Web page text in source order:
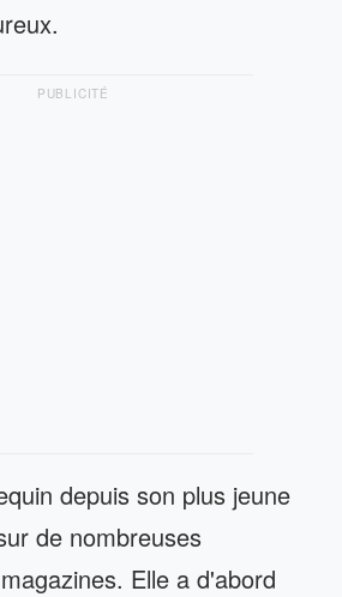
PUBLICITÉ
depuis son plus jeune
de nombreuses
Elle a d'abord